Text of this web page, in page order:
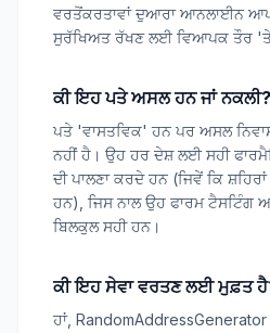
ਵਰਤੋਂਕਰਤਾਵਾਂ ਦੁਆਰਾ ਆਨਲਾਈਨ
ਸੁਰੱਖਿਅਤ ਰੱਖਣ ਲਈ ਵਿਆਪਕ ਤੌਰ 'ਤੇ
ਕੀ ਇਹ ਪਤੇ ਅਸਲ ਹਨ ਜਾਂ ਨਕਲੀ?
ਪਤੇ 'ਵਾਸਤਵਿਕ' ਹਨ ਪਰ ਅਸਲ
ਨਹੀਂ ਹੈ। ਉਹ ਹਰ ਦੇਸ਼ ਲਈ ਸਹੀ
ਦੀ ਪਾਲਣਾ ਕਰਦੇ ਹਨ (ਜਿਵੇਂ ਕਿ
ਹਨ), ਜਿਸ ਨਾਲ ਉਹ ਫਾਰਮ ਟੈਸਟਿੰਗ
ਬਿਲਕੁਲ ਸਹੀ ਹਨ।
ਕੀ ਇਹ ਸੇਵਾ ਵਰਤਣ ਲਈ ਮੁਫ਼ਤ
ਹਾਂ,